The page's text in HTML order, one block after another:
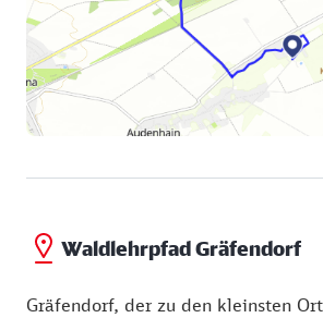
Waldlehrpfad Gräfendorf
Gräfendorf, der zu den kleinsten